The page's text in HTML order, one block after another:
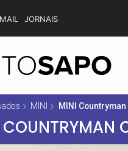
MAIL JORNAIS
MINI MINI Countryman